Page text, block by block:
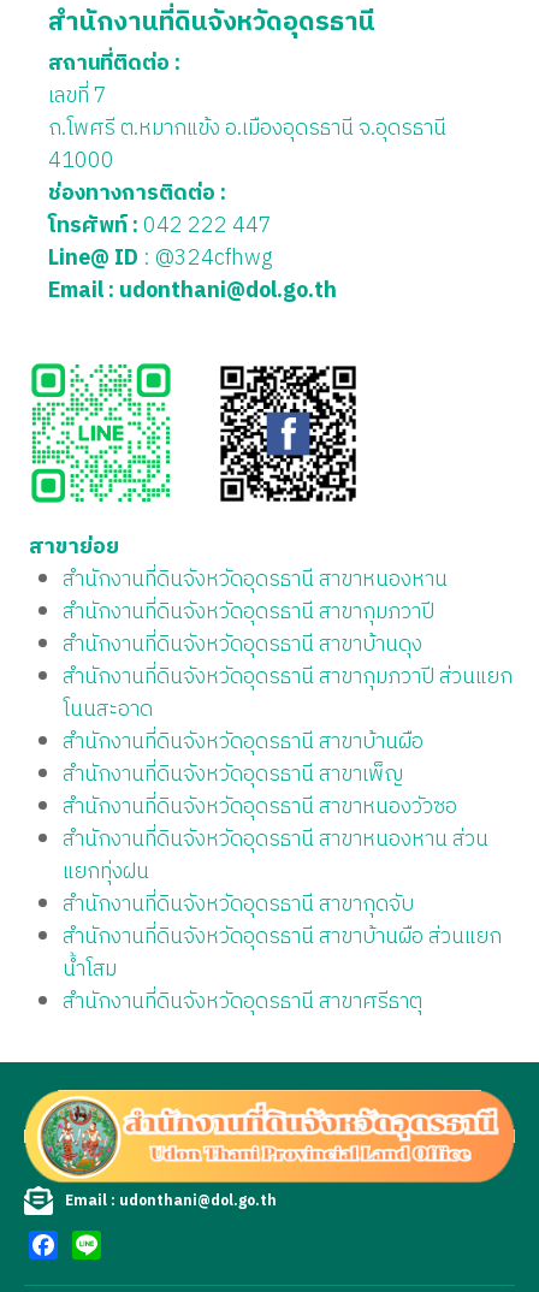
สำนักงานที่ดินจังหวัดอุดรธานี
สถานที่ติดต่อ :
เลขที่ 7
ถ.โพศรี ต.หมากแข้ง อ.เมืองอุดรธานี จ.อุดรธานี
41000
ช่องทางการติดต่อ :
โทรศัพท์ :042 222 447
Line@ ID : @324cfhwg
Email : udonthani@dol.go.th
สาขาย่อย
สำนักงานที่ดินจังหวัดอุดรธานี สาขาหนองหาน
สำนักงานที่ดินจังหวัดอุดรธานี สาขากุมภวาปี
สำนักงานที่ดินจังหวัดอุดรธานี สาขาบ้านดุง
สำนักงานที่ดินจังหวัดอุดรธานี สาขากุมภวาปี ส่วนแยก
โนนสะอาด
สำนักงานที่ดินจังหวัดอุดรธานี สาขาบ้านผือ
สำนักงานที่ดินจังหวัดอุดรธานี สาขาเพ็ญ
สำนักงานที่ดินจังหวัดอุดรธานี สาขาหนองวัวซอ
สำนักงานที่ดินจังหวัดอุดรธานี สาขาหนองหาน ส่วน
แยกทุ่งฝน
สำนักงานที่ดินจังหวัดอุดรธานี สาขากุดจับ
สำนักงานที่ดินจังหวัดอุดรธานี สาขาบ้านผือ ส่วนแยก
น้ำโสม
สำนักงานที่ดินจังหวัดอุดรธานี สาขาศรีธาตุ
Email : udonthani@dol.go.th